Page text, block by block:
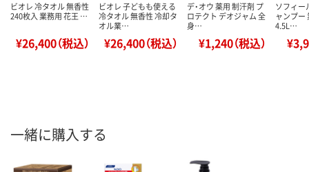
ビオレ 冷タオル 無香性
240枚入 業務用 花王 …
¥26,400（税込）
ビオレ 子どもも使える
冷タオル 無香性 冷却タ
オル業…
¥26,400（税込）
デ・オウ 薬用 制汗剤 プ
ロテクト デオジャム 全
身…
¥1,240（税込）
ソフィー
ャンプー
4.5L…
一緒に購入する